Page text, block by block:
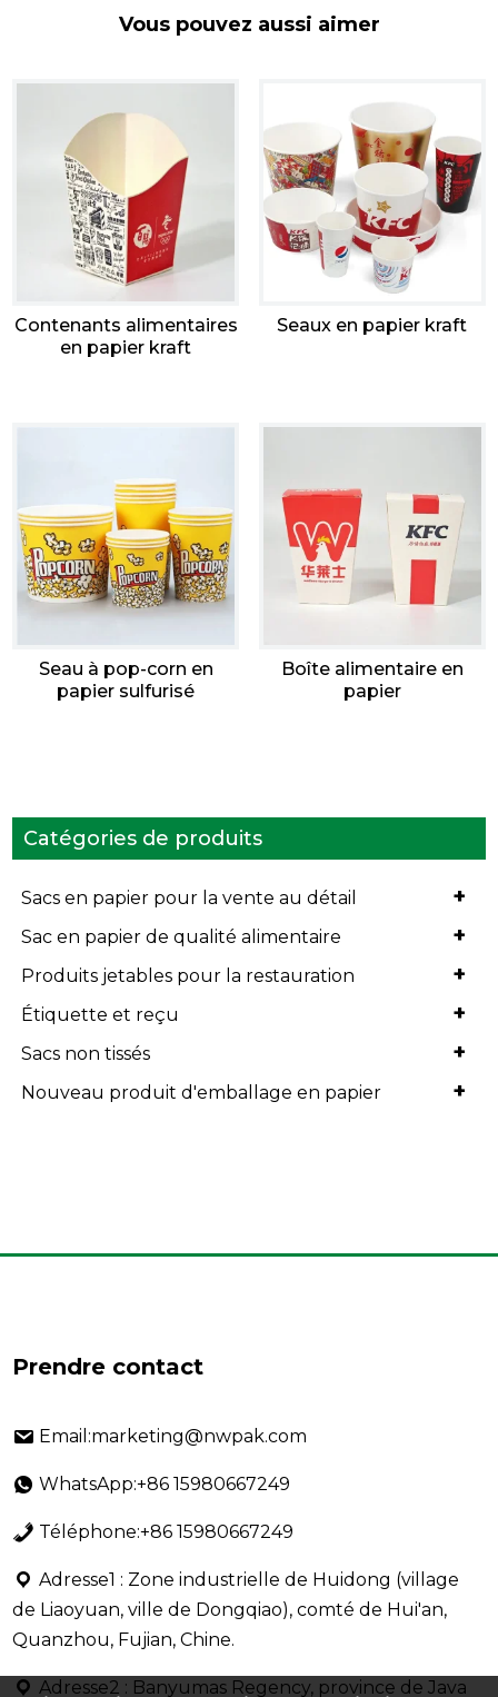
Vous pouvez aussi aimer
Contenants alimentaires
en papier kraft
Seaux en papier kraft
Seau à pop-corn en
papier sulfurisé
Boîte alimentaire en
papier
Catégories de produits
+
Sacs en papier pour la vente au détail
+
Sac en papier de qualité alimentaire
+
Produits jetables pour la restauration
+
Étiquette et reçu
+
Sacs non tissés
+
Nouveau produit d'emballage en papier
Prendre contact
Email:marketing@nwpak.com
WhatsApp:+86 15980667249
Téléphone:+86 15980667249
Adresse1 : Zone industrielle de Huidong (village
de Liaoyuan, ville de Dongqiao), comté de Hui'an,
Quanzhou, Fujian, Chine.
Adresse2 : Banyumas Regency, province de Java